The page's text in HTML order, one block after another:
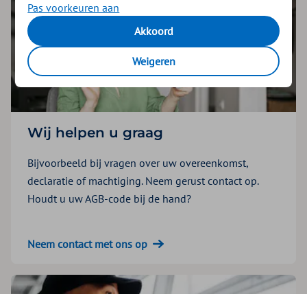
Wij helpen u graag
Bijvoorbeeld bij vragen over uw overeenkomst,
declaratie of machtiging. Neem gerust contact op.
Houdt u uw AGB-code bij de hand?
Neem contact met ons op
Pas voorkeuren aan
Akkoord
Weigeren